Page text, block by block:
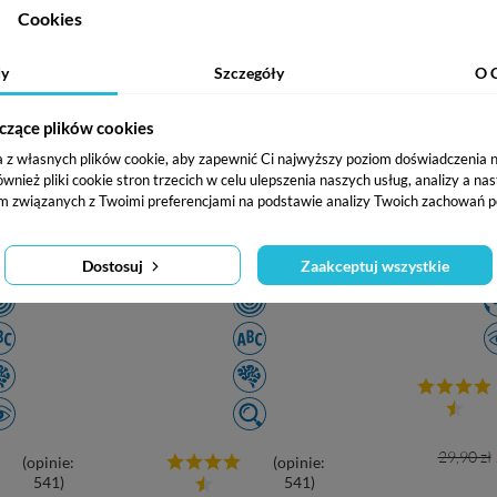
sylabami.
7 lat
(opinie:
541)
Wiek: 3-6 lat
Umiejętności:
(opinie:
541)
Cena
29,90 zł
Cookies
Szczegóły O
plików cookies
własnych plików cookie, aby zapewnić Ci najwyższy poziom doświadczenia
pliki cookie stron trzecich w celu ulepszenia naszych usług, analizy a
związanych z Twoimi preferencjami na podstawie analizy Twoich zachowań
Dostosuj Zaakceptuj wszystkie